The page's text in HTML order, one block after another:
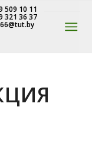
509 10 11
321 36 37